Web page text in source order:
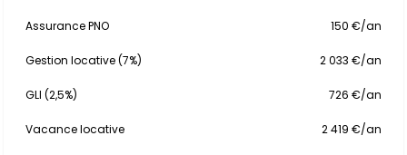
Assurance PNO 150 €/an
Gestion locative (7%) 2 033 €/an
GLI (2,5%) 726 €/an
Vacance locative 2 419 €/an